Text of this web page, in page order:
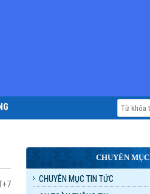
CHUYÊN MỤC
CHUYÊN MỤC TIN TỨC